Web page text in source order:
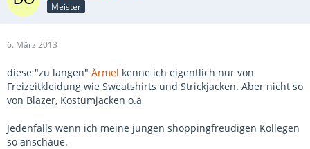
Meister
6. März 2013
diese "zu langen" Ärmel kenne ich eigentlich nur von
Freizeitkleidung wie Sweatshirts und Strickjacken. Aber nicht so
von Blazer, Kostümjacken o.ä
Jedenfalls wenn ich meine jungen shoppingfreudigen Kollegen
so anschaue.